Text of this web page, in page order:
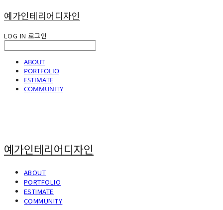
예가인테리어디자인
LOG IN 로그인
ABOUT
PORTFOLIO
ESTIMATE
COMMUNITY
예가인테리어디자인
ABOUT
PORTFOLIO
ESTIMATE
COMMUNITY